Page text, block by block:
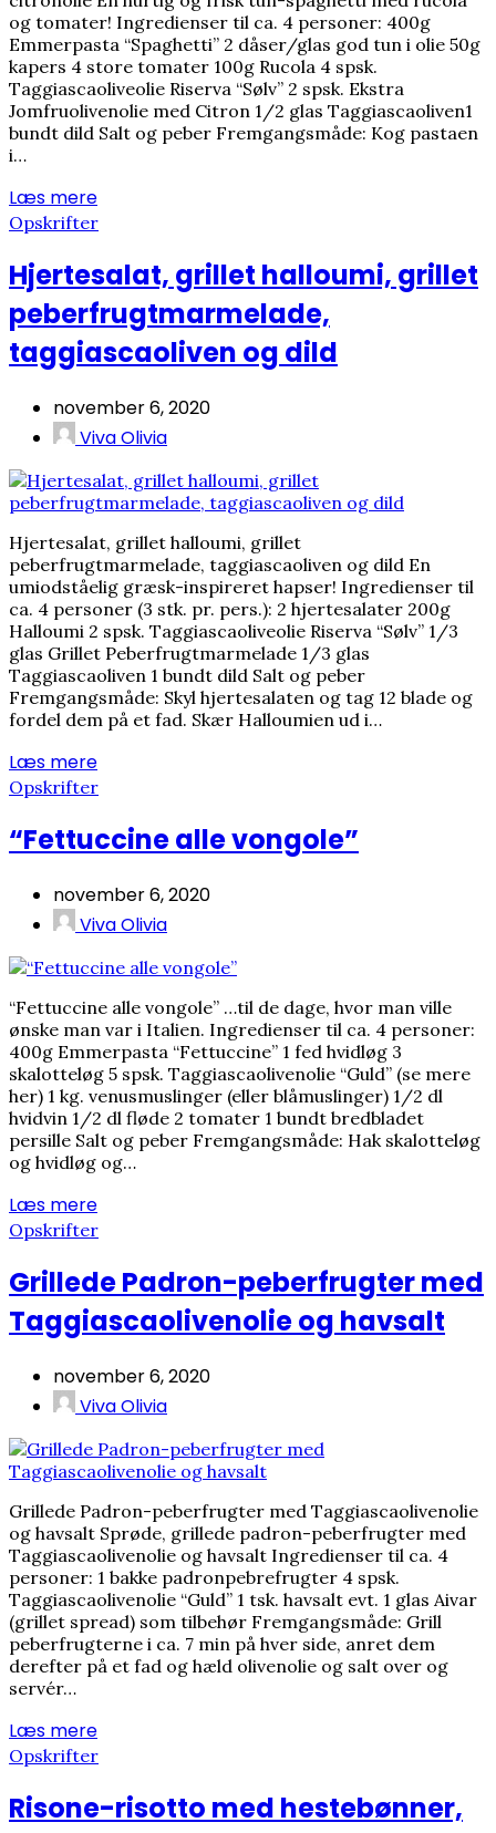
og tomater! Ingredienser til ca. 4 personer: 400g
Emmerpasta “Spaghetti” 2 dåser/glas god tun i olie 50g
kapers 4 store tomater 100g Rucola 4 spsk.
Taggiascaoliveolie Riserva “Sølv” 2 spsk. Ekstra
Jomfruolivenolie med Citron 1/2 glas Taggiascaoliven1
bundt dild Salt og peber Fremgangsmåde: Kog pastaen
i…
Læs mere
Opskrifter
Hjertesalat, grillet halloumi, grillet
peberfrugtmarmelade,
taggiascaoliven og dild
november 6, 2020
Viva Olivia
Hjertesalat, grillet halloumi, grillet
peberfrugtmarmelade, taggiascaoliven og dild En
umiodståelig græsk-inspireret hapser! Ingredienser til
ca. 4 personer (3 stk. pr. pers.): 2 hjertesalater 200g
Halloumi 2 spsk. Taggiascaoliveolie Riserva “Sølv” 1/3
glas Grillet Peberfrugtmarmelade 1/3 glas
Taggiascaoliven 1 bundt dild Salt og peber
Fremgangsmåde: Skyl hjertesalaten og tag 12 blade og
fordel dem på et fad. Skær Halloumien ud i…
Læs mere
Opskrifter
“Fettuccine alle vongole”
november 6, 2020
Viva Olivia
“Fettuccine alle vongole” …til de dage, hvor man ville
ønske man var i Italien. Ingredienser til ca. 4 personer:
400g Emmerpasta “Fettuccine” 1 fed hvidløg 3
skalotteløg 5 spsk. Taggiascaolivenolie “Guld” (se mere
her) 1 kg. venusmuslinger (eller blåmuslinger) 1/2 dl
hvidvin 1/2 dl fløde 2 tomater 1 bundt bredbladet
persille Salt og peber Fremgangsmåde: Hak skalotteløg
og hvidløg og…
Læs mere
Opskrifter
Grillede Padron-peberfrugter med
Taggiascaolivenolie og havsalt
november 6, 2020
Viva Olivia
Grillede Padron-peberfrugter med Taggiascaolivenolie
og havsalt Sprøde, grillede padron-peberfrugter med
Taggiascaolivenolie og havsalt Ingredienser til ca. 4
personer: 1 bakke padronpebrefrugter 4 spsk.
Taggiascaolivenolie “Guld” 1 tsk. havsalt evt. 1 glas Aivar
(grillet spread) som tilbehør Fremgangsmåde: Grill
peberfrugterne i ca. 7 min på hver side, anret dem
derefter på et fad og hæld olivenolie og salt over og
servér…
Læs mere
Opskrifter
Risone-risotto med hestebønner,